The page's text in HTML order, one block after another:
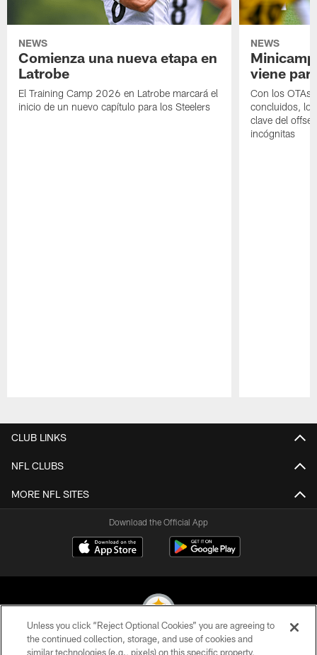
NEWS
Comienza una nueva etapa en
Latrobe
El Training Camp 2026 en Latrobe marcará el
inicio de un nuevo capítulo para los Steelers
NEWS
viene
Con los OTAs
concluidos,
clave del
incógnitas
CLUB LINKS
NFL CLUBS
MORE NFL SITES
Download the Official App
© 2026 Pittsburgh Steelers. All Rights Reserved
Unless you click “Reject Optional Cookies” you are agreeing to
the continued collection, storage, and use of cookies and
similar technologies (e.g., pixels) on this specific property,